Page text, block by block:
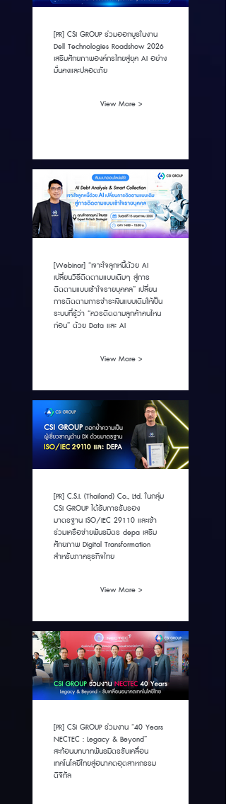
[PR] CSI GROUP ร่วมออกบูธในงาน
Dell Technologies Roadshow 2026
เสริมศักยภาพองค์กรไทยสู่ยุค AI อย่าง
มั่นคงและปลอดภัย
View More >
[Webinar] “เจาะใจลูกหนี้ด้วย AI
เปลี่ยนวิธีติดตามแบบเดิมๆ สู่การ
ติดตามแบบเข้าใจรายบุคคล” เปลี่ยน
การติดตามการชำระเงินแบบเดิมให้เป็น
ระบบที่รู้ว่า “ควรติดตามลูกค้าคนไหน
ก่อน” ด้วย Data และ AI
View More >
[PR] C.S.I. (Thailand) Co., Ltd. ในกลุ่ม
CSI GROUP ได้รับการรับรอง
มาตรฐาน ISO/IEC 29110 และเข้า
ร่วมเครือข่ายพันธมิตร depa เสริม
ศักยภาพ Digital Transformation
สำหรับภาคธุรกิจไทย
View More >
[PR] CSI GROUP ร่วมงาน “40 Years
NECTEC : Legacy & Beyond”
สะท้อนบทบาทพันธมิตรขับเคลื่อน
เทคโนโลยีไทยสู่อนาคตอุตสาหกรรม
ดิจิทัล